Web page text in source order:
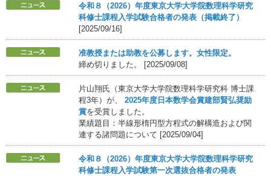
令和８（2026）年度東京大学大学院数理科学研究
科修士課程入学試験合格者の発表（掲載終了）
[2025/09/16]
准教授または助教を公募します。女性限定。
締め切りました。 [2025/09/08]
片山翔氏（東京大学大学院数理科学研究科 博士課
程3年）が、
2025年度日本数学会賞建部賢弘奨励
賞を受賞しました。
業績題目：半線形楕円型方程式の解構造および関
連する諸問題について [2025/09/04]
令和８（2026）年度東京大学大学院数理科学研究
科修士課程入学試験第一次選抜合格者の発表